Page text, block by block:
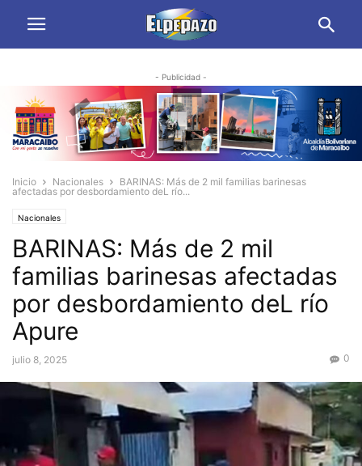
- Publicidad -
Inicio Nacionales
BARINAS: Más de 2 mil familias barinesas
afectadas por desbordamiento deL río...
Nacionales
BARINAS: Más de 2 mil
familias barinesas afectadas
por desbordamiento deL río
Apure
julio 8, 2025 0